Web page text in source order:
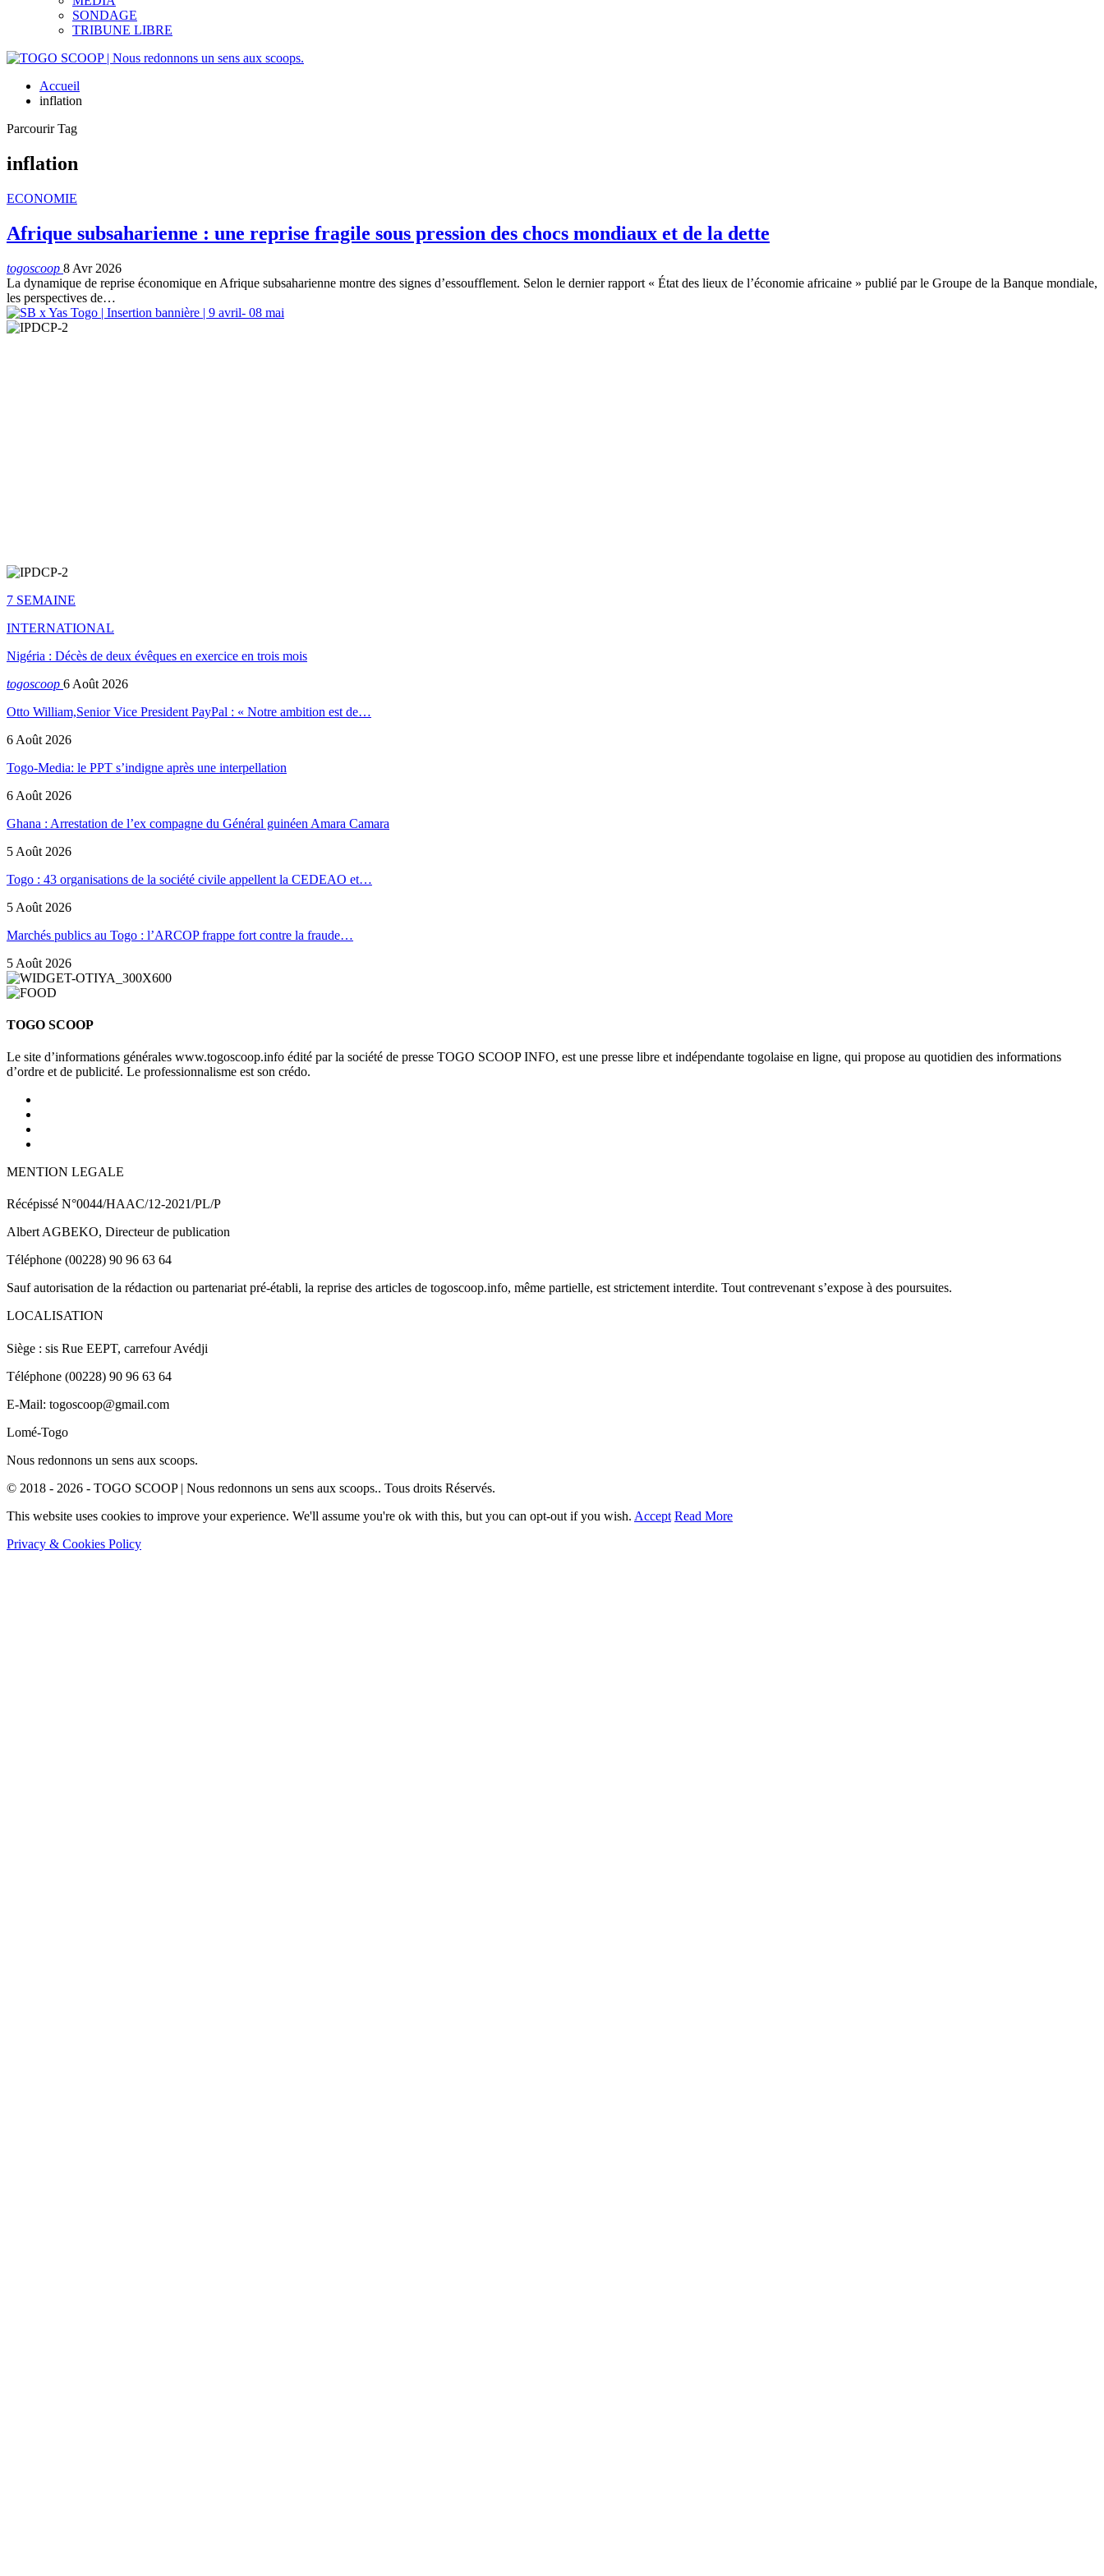
SONDAGE
TRIBUNE LIBRE
Accueil
inflation
Parcourir Tag
inflation
ECONOMIE
Afrique subsaharienne : une reprise fragile sous pression des chocs mondiaux et de la dette
togoscoop 8 Avr 2026
La dynamique de reprise économique en Afrique subsaharienne montre des signes d’essoufflement. Selon le dernier rapport « État des lieux de l’économie africaine » publié par le Groupe de la Banque mondiale,
les perspectives de…
7 SEMAINE
INTERNATIONAL
Nigéria : Décès de deux évêques en exercice en trois mois
togoscoop 6 Août 2026
Otto William,Senior Vice President PayPal : « Notre ambition est de…
6 Août 2026
Togo-Media: le PPT s’indigne après une interpellation
6 Août 2026
Ghana : Arrestation de l’ex compagne du Général guinéen Amara Camara
5 Août 2026
Togo : 43 organisations de la société civile appellent la CEDEAO et…
5 Août 2026
Marchés publics au Togo : l’ARCOP frappe fort contre la fraude…
5 Août 2026
TOGO SCOOP
Le site d’informations générales www.togoscoop.info édité par la société de presse TOGO SCOOP INFO, est une presse libre et indépendante togolaise en ligne, qui propose au quotidien des informations
d’ordre et de publicité. Le professionnalisme est son crédo.
MENTION LEGALE
Récépissé N°0044/HAAC/12-2021/PL/P
Albert AGBEKO, Directeur de publication
Téléphone (00228) 90 96 63 64
Sauf autorisation de la rédaction ou partenariat pré-établi, la reprise des articles de togoscoop.info, même partielle, est strictement interdite. Tout contrevenant s’expose à des poursuites.
LOCALISATION
Siège : sis Rue EEPT, carrefour Avédji
Téléphone (00228) 90 96 63 64
E-Mail: togoscoop@gmail.com
Lomé-Togo
Nous redonnons un sens aux scoops.
© 2018 - 2026 - TOGO SCOOP | Nous redonnons un sens aux scoops.. Tous droits Réservés.
This website uses cookies to improve your experience. We'll assume you're ok with this, but you can opt-out if you wish. Accept Read More
Privacy & Cookies Policy